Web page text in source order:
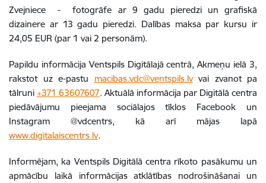
Zvejniece - fotogrāfe ar 9 gadu pieredzi un grafiskā
dizainere ar 13 gadu pieredzi. Dalības maksa par kursu ir
24,05 EUR (par 1 vai 2 personām).
Papildu informācija Ventspils Digitālajā centrā, Akmeņu ielā 3,
rakstot uz e-pastu macibas.vdc@ventspils.lvvai zvanot pa
tālruni +371 63607607. Aktuālā informācija par Digitālā centra
piedāvājumu pieejama sociālajos tīklos Facebook un
Instagram @vdcentrs, kā arī mājas lapā
www.digitalaiscentrs.lv.
Informējam, ka Ventspils Digitālā centra rīkoto pasākumu un
apmācību laikā informācijas atklātības nodrošināšanai un